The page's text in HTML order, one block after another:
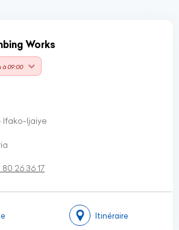
Works
à 09:00
Ifako-Ijaiye
80 26 36 17
Itinéraire